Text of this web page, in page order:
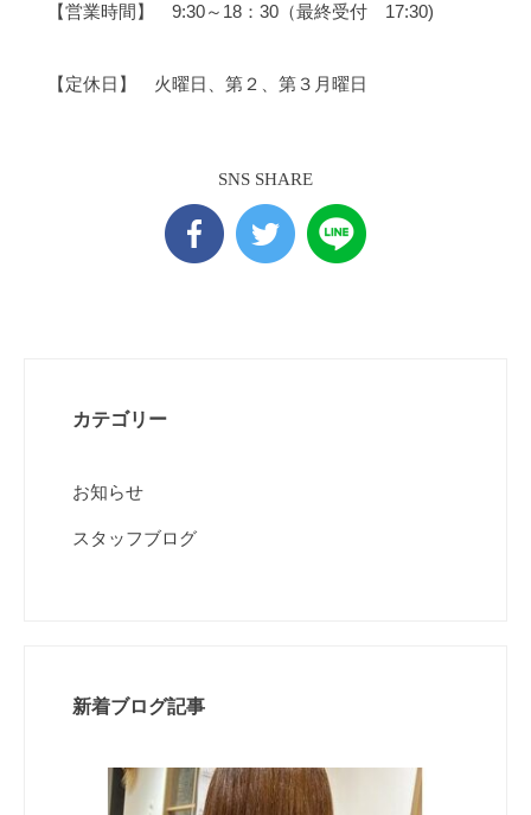
【営業時間】 9:30～18：30（最終受付 17:30)
【定休日】 火曜日、第２、第３月曜日
SNS SHARE
カテゴリー
お知らせ
スタッフブログ
新着ブログ記事